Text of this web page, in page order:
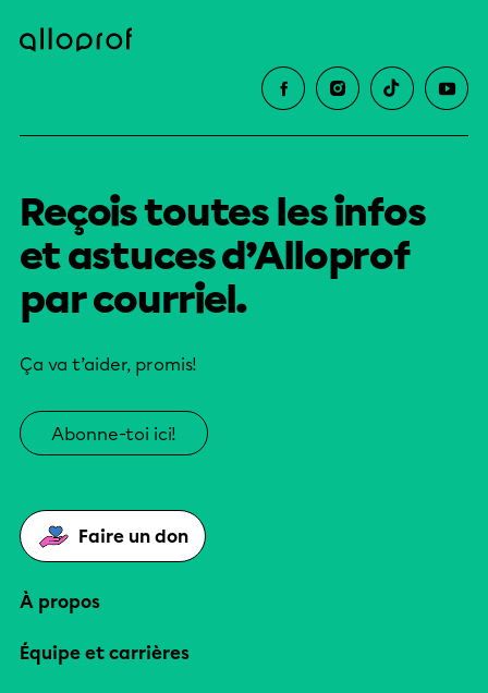
Reçois toutes les infos
et astuces d’Alloprof
par courriel.
Ça va t’aider, promis!
Abonne-toi ici!
Faire un don
À propos
Équipe et carrières